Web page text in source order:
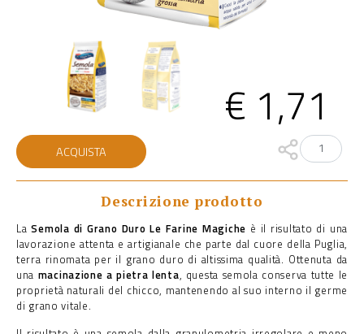
€ 1,71
Semola
di
grano
duro
ACQUISTA
Descrizione prodotto
LaSemola di Grano Duro Le Farine Magiche è il risultato di una
lavorazione attenta e artigianale che parte dal cuore della Puglia,
terra rinomata per il grano duro di altissima qualità. Ottenuta da
una macinazione a pietra lenta, questa semola conserva tutte le
proprietà naturali del chicco, mantenendo al suo interno il germe
di grano vitale.